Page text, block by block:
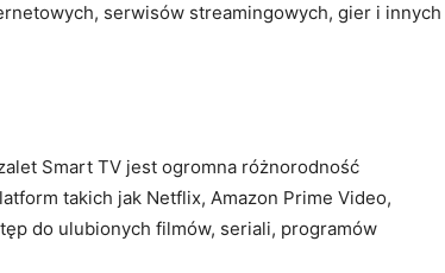
serwisów streamingowych, gier i innych
Smart TV jest ogromna różnorodność
takich jak Netflix, Amazon Prime Video,
do ulubionych filmów, seriali, programów